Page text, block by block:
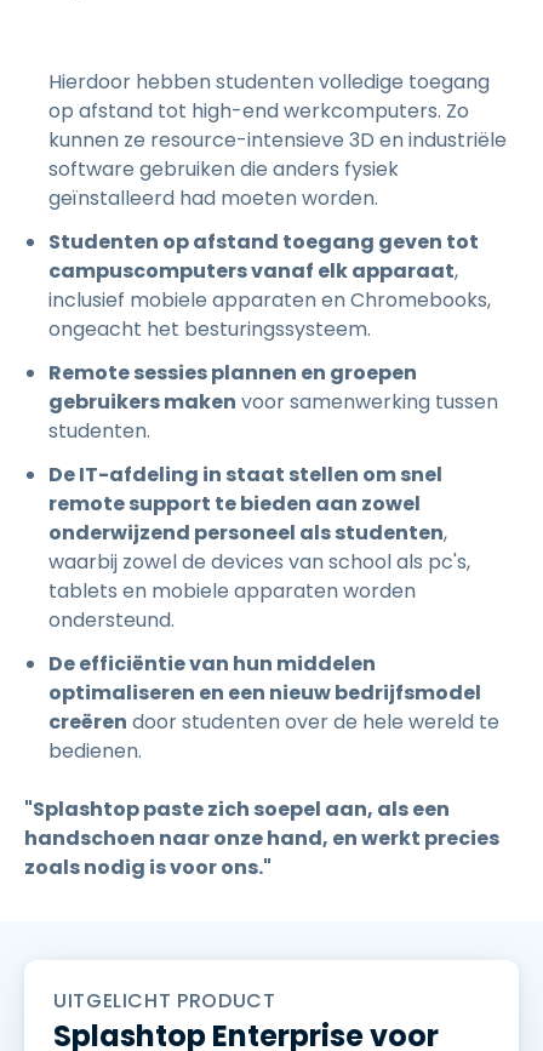
Hierdoor hebben studenten volledige toegang
op afstand tot high-end werkcomputers. Zo
kunnen ze resource-intensieve 3D en industriële
software gebruiken die anders fysiek
geïnstalleerd had moeten worden.
Studenten op afstand toegang geven tot
campuscomputers vanaf elk apparaat,
inclusief mobiele apparaten en Chromebooks,
ongeacht het besturingssysteem.
Remote sessies plannen en groepen
gebruikers maken voor samenwerking tussen
studenten.
De IT-afdeling in staat stellen om snel
remote support te bieden aan zowel
onderwijzend personeel als studenten,
waarbij zowel de devices van school als pc's,
tablets en mobiele apparaten worden
ondersteund.
De efficiëntie van hun middelen
optimaliseren en een nieuw bedrijfsmodel
creëren door studenten over de hele wereld te
bedienen.
"Splashtop paste zich soepel aan, als een
handschoen naar onze hand, en werkt precies
zoals nodig is voor ons."
UITGELICHT PRODUCT
Splashtop Enterprise voor